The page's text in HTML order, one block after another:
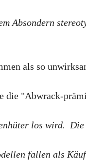
Absondern
als so
die "Abwrack-
los wird.
fallen als